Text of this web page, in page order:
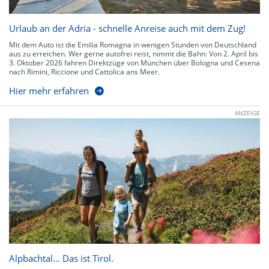
Urlaub an der Adria - schnelle Anreise auch mit dem Zug!
Mit dem Auto ist die Emilia Romagna in wenigen Stunden von Deutschland
aus zu erreichen. Wer gerne autofrei reist, nimmt die Bahn: Von 2. April bis
3. Oktober 2026 fahren Direktzüge von München über Bologna und Cesena
nach Rimini, Riccione und Cattolica ans Meer.
Hier mehr erfahren
ANZEIGE
Alpbachtal… Das ist Tirol.